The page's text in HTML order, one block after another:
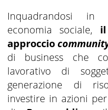
Inquadrandosi
economia sociale,
approccio
di business che
lavorativo di
generazione di
investire in azioni